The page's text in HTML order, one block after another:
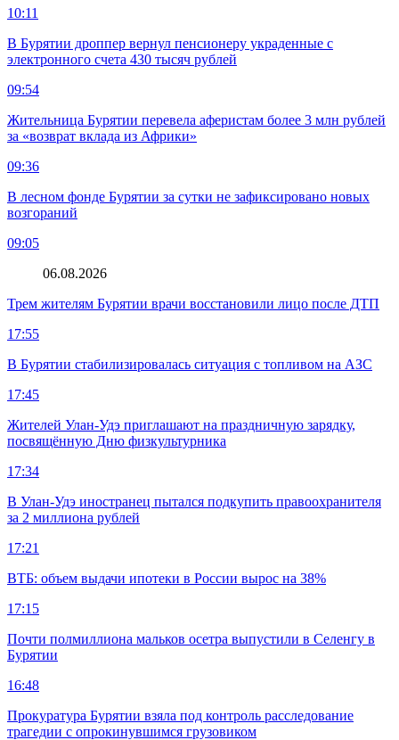
10:11
В Бурятии дроппер вернул пенсионеру украденные с
электронного счета 430 тысяч рублей
09:54
Жительница Бурятии перевела аферистам более 3 млн рублей
за «возврат вклада из Африки»
09:36
В лесном фонде Бурятии за сутки не зафиксировано новых
возгораний
09:05
06.08.2026
Трем жителям Бурятии врачи восстановили лицо после ДТП
17:55
В Бурятии стабилизировалась ситуация с топливом на АЗС
17:45
Жителей Улан-Удэ приглашают на праздничную зарядку,
посвящённую Дню физкультурника
17:34
В Улан-Удэ иностранец пытался подкупить правоохранителя
за 2 миллиона рублей
17:21
ВТБ: объем выдачи ипотеки в России вырос на 38%
17:15
Почти полмиллиона мальков осетра выпустили в Селенгу в
Бурятии
16:48
Прокуратура Бурятии взяла под контроль расследование
трагедии с опрокинувшимся грузовиком